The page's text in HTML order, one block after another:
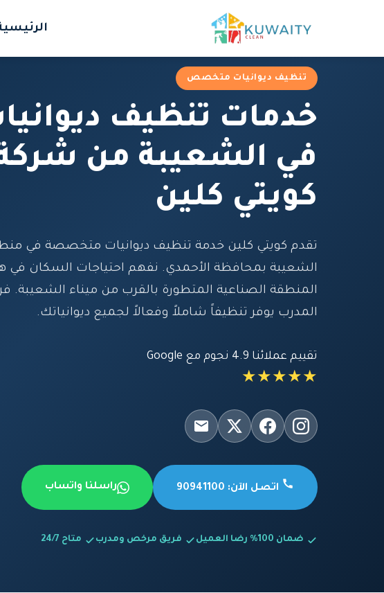
تنظيف ديوانيات متخصص
خدمات تنظيف
في الشعيبة من
كويتي كلين
تقدم كويتي كلين خدمة تنظيف ديوانيات متخصصة في
الشعيبة بمحافظة الأحمدي. نفهم احتياجات السكان في
المنطقة الصناعية المتطورة بالقرب من ميناء الشعيبة.
المدرب يوفر تنظيفاً شاملاً وفعالاً لجميع ديوانياتك.
تقييم عملائنا 4.9 نجوم مع Google
★★★★★
اتصل الآن: 90941100 راسلنا واتساب
ضمان 100% رضا العميل فريق مرخص ومدرب متاح 24/7